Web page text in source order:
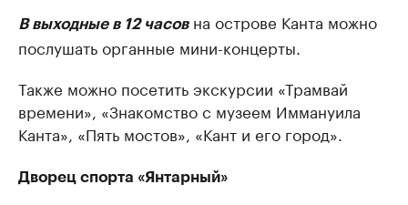
В выходные в 12 часовна острове Канта можно
послушать органные мини-концерты.
Также можно посетить экскурсии «Трамвай
времени», «Знакомство с музеем Иммануила
Канта», «Пять мостов», «Кант и его город».
Дворец спорта «Янтарный»